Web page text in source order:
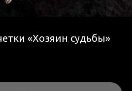
«Хозяин судьбы»